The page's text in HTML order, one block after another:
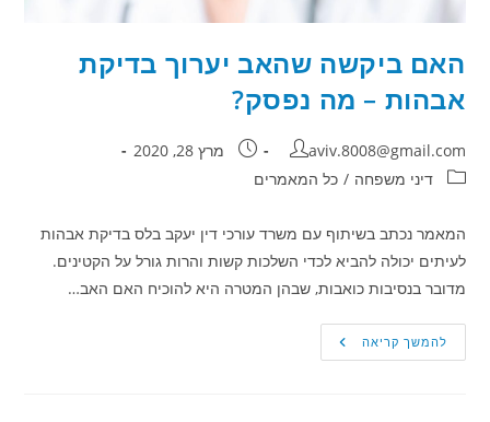
האם ביקשה שהאב יערוך בדיקת
אבהות – מה נפסק?
מחבר:
aviv.8008@gmail.com פורסם:מרץ 28, 2020
קטגוריה:דיני משפחה / כל המאמרים
המאמר נכתב בשיתוף עם משרד עורכי דין יעקב בלס בדיקת אבהות
לעיתים יכולה להביא לכדי השלכות קשות והרות גורל על הקטינים.
מדובר בנסיבות כואבות, שבהן המטרה היא להוכיח האם האב…
להמשך קריאההאם
ביקשה